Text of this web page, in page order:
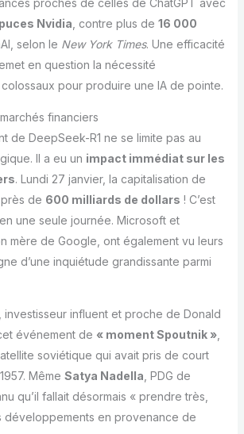
proches de celles de ChatGPT avec
Nvidia , contre plus de 16 000
selon le New York Times. Une efficacité
en question la nécessité
colossaux pour produire une IA de pointe.
financiers
de DeepSeek-R1 ne se limite pas au
Il a eu un impact immédiat sur les
. Lundi 27 janvier, la capitalisation de
de 600 milliards de dollars ! C’est
une seule journée. Microsoft et
mère de Google, ont également vu leurs
d’une inquiétude grandissante parmi
investisseur influent et proche de Donald
événement de « moment Spoutnik »,
soviétique qui avait pris de court
Même Satya Nadella , PDG de
qu’il fallait désormais « prendre très,
développements en provenance de